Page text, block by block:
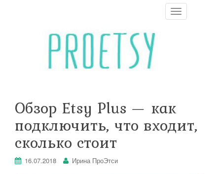
T
o
g
a
i
Обзор Etsy Plus — как
подключить, что входит,
сколько стоит
16.07.2018 Ирина ПроЭтси